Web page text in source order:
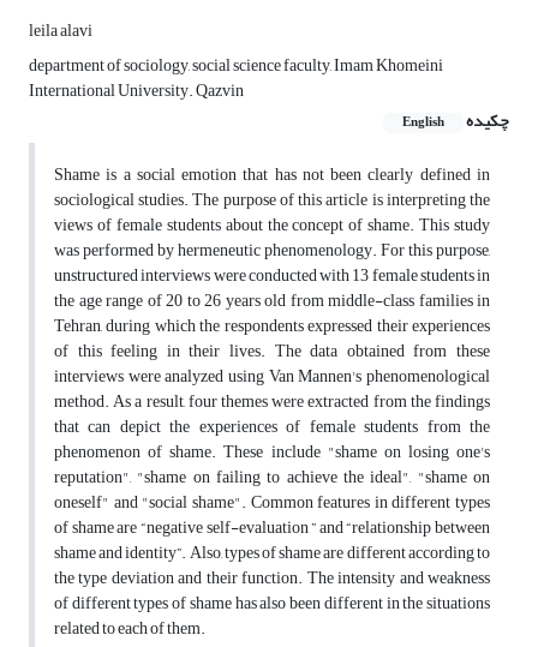
leila alavi
department of sociology, social science faculty, Imam Khomeini
International University. Qazvin
چکیده
English
Shame is a social emotion that has not been clearly defined in
sociological studies. The purpose of this article is interpreting the
views of female students about the concept of shame. This study
was performed by hermeneutic phenomenology. For this purpose,
unstructured interviews were conducted with 13 female students in
the age range of 20 to 26 years old from middle-class families in
Tehran, during which the respondents expressed their experiences
of this feeling in their lives. The data obtained from these
interviews were analyzed using Van Mannen's phenomenological
method. As a result, four themes were extracted from the findings
that can depict the experiences of female students from the
phenomenon of shame. These include "shame on losing one's
reputation", "shame on failing to achieve the ideal", "shame on
oneself" and "social shame". Common features in different types
of shame are “negative self-evaluation ” and “relationship between
shame and identity”. Also, types of shame are different according to
the type deviation and their function. The intensity and weakness
of different types of shame has also been different in the situations
related to each of them.